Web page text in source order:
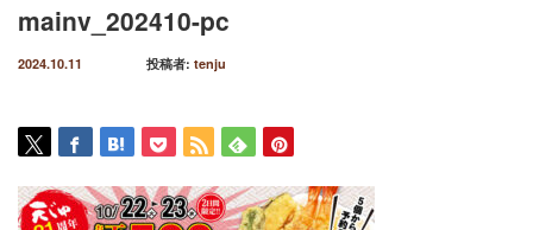
mainv_202410-pc
2024.10.11 投稿者: tenju